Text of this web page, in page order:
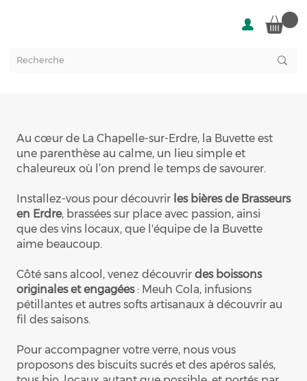
Au cœur de La Chapelle-sur-Erdre, la Buvette est
une parenthèse au calme, un lieu simple et
chaleureux où l’on prend le temps de savourer.
Installez-vous pour découvrir les bières de Brasseurs
en Erdre, brassées sur place avec passion, ainsi
que des vins locaux, que l'équipe de la Buvette
aime beaucoup.
Côté sans alcool, venez découvrirdes boissons
originales et engagées: Meuh Cola, infusions
pétillantes et autres softs artisanaux à découvrir au
fil des saisons.
Pour accompagner votre verre, nous vous
proposons des biscuits sucrés et des apéros salés,